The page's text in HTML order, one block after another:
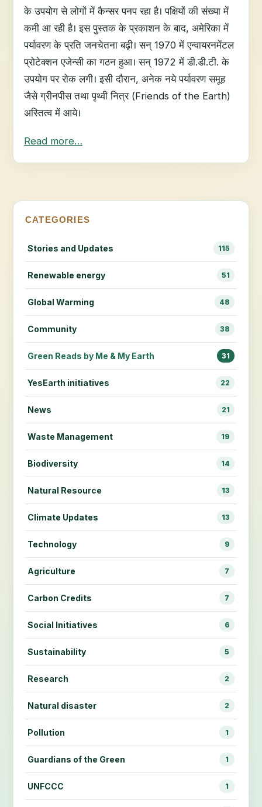
के उपयोग से लोगों में कैन्सर पनप रहा है। पक्षियों की संख्या में
कमी आ रही है। इस पुस्तक के प्रकाशन के बाद, अमेरिका में
पर्यावरण के प्रति जनचेतना बढ़ी। सन् 1970 में एन्वायरनमेंटल
प्रोटेक्शन एजेन्सी का गठन हुआ। सन् 1972 में डी.डी.टी. के
उपयोग पर रोक लगी। इसी दौरान, अनेक नये पर्यावरण समूह
जैसे ग्रीनपीस तथा पृथ्वी नित्र (Friends of the Earth)
अस्तित्व में आये।
Read more…
CATEGORIES
Stories and Updates 115
Renewable energy 51
Global Warming 48
Community 38
Green Reads by Me & My Earth 31
YesEarth initiatives 22
News 21
Waste Management 19
Biodiversity 14
Natural Resource 13
Climate Updates 13
Technology 9
Agriculture 7
Carbon Credits 7
Social Initiatives 6
Sustainability 5
Research 2
Natural disaster 2
Pollution 1
Guardians of the Green 1
UNFCCC 1